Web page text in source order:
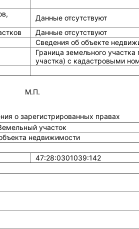
Данные отсутствуют
Данные отсутствуют
Сведения об объекте
Граница земельного
участка) с кадастровыми
М.П.
о зарегистрированных правах
участок
недвижимости
47:28:0301039:142